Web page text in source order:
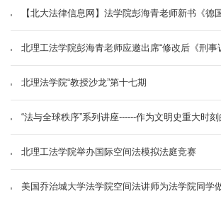
北理法学院“教授沙龙”第十七期
北理工法学院举办国际空间法模拟法庭竞赛
美国乔治城大学法学院空间法讲师为法学院同学